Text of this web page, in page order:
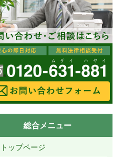
総合メニュー
トップページ